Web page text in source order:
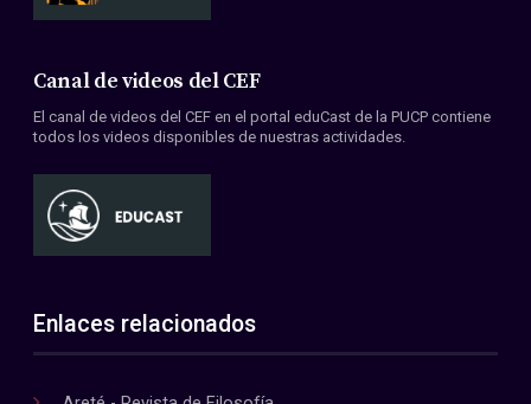
Canal de videos del CEF
El canal de videos del CEF en el portal eduCast de la PUCP contiene
todos los videos disponibles de nuestras actividades.
Enlaces relacionados